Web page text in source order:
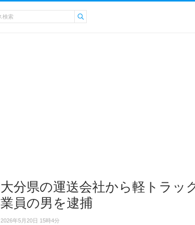
大分県の運送会社から軽トラッ
業員の男を逮捕
2026年5月20日 15時4分